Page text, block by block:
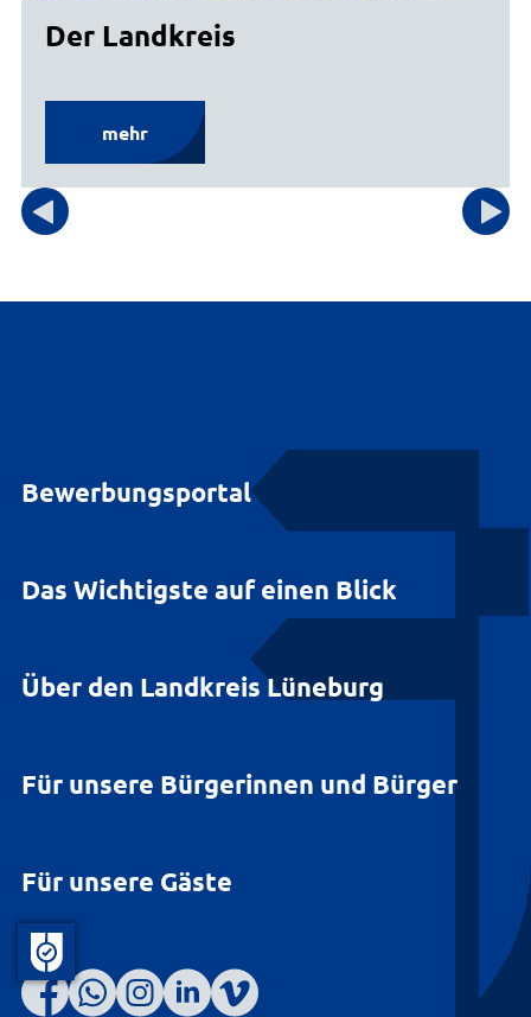
Der Landkreis
mehr
Bewerbungsportal
Das Wichtigste auf einen Blick
Über den Landkreis Lüneburg
Für unsere Bürgerinnen und Bürger
Für unsere Gäste